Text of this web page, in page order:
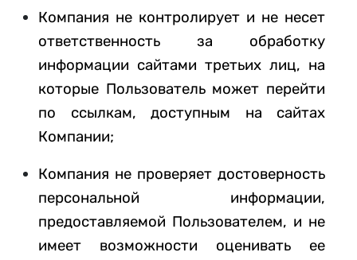
Компания не контролирует и не несет
ответственность за обработку
информации сайтами третьих лиц, на
которые Пользователь может перейти
по ссылкам, доступным на сайтах
Компании;
Компания не проверяет достоверность
персональной информации,
предоставляемой Пользователем, и не
имеет возможности оценивать ее